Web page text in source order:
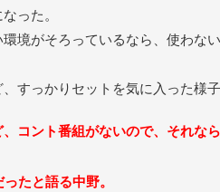
った。
境がそろっているなら、使わ
すっかりセットを気に入った様子
コント番組がないので、それな
たと語る中野。